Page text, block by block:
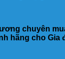
chuyên
hãng cho Gia